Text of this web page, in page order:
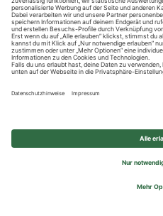
Privatsphäre-
© 2026 REWE